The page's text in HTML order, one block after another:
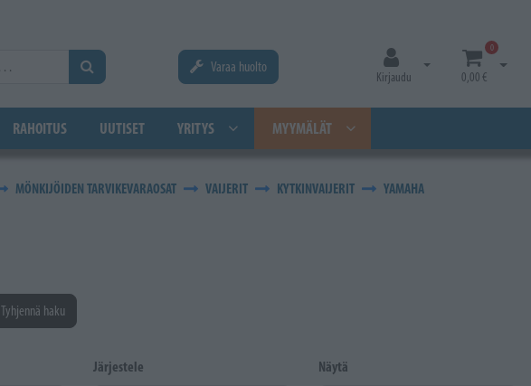
Varaa huolto
Kirjaudu
Avaa kirjautuminen
0
0,00 €
Avaa
RAHOITUS UUTISET YRITYS MYYMÄLÄT
MÖNKIJÖIDEN TARVIKEVARAOSAT VAIJERIT KYTKINVAIJERIT YAMAHA
Tyhjennä haku
Järjestele Näytä